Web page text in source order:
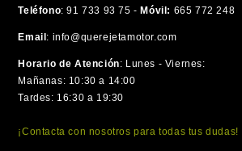
Teléfono: 91 733 93 75 -Móvil: 665 772 248
Email: info@querejetamotor.com
Horario de Atención: Lunes - Viernes:
Mañanas: 10:30 a 14:00
Tardes: 16:30 a 19:30
¡Contacta con nosotros para todas tus dudas!